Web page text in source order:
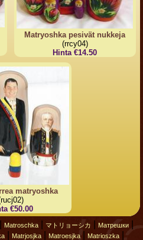
Matryoshka pesivät nukkeja
(rrcy04)
Hinta €14.50
matryoshka
€50.00
Matroschka| マトリョーシカ Матрешки|
| Matrjosjka| Matroesjka| Matrioszka|